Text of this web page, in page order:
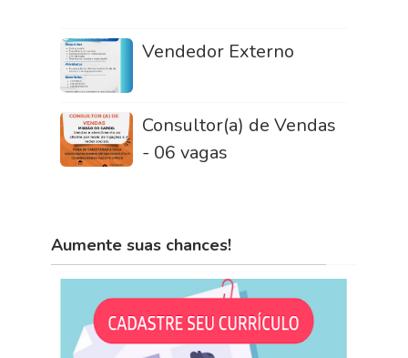
Vendedor Externo
Consultor(a) de Vendas
- 06 vagas
Aumente suas chances!